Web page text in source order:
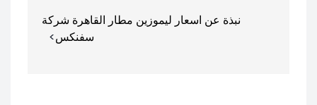
نبذة عن اسعار ليموزين مطار القاهرة شركة
سفنكس